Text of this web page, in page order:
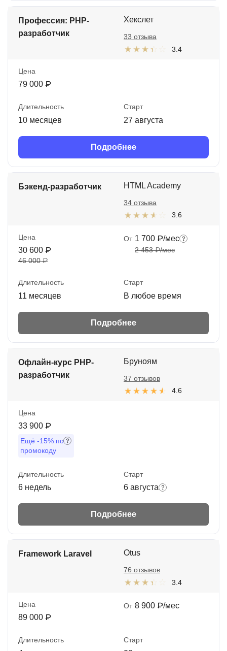
Профессия: PHP-
разработчик
Хекслет
3.4
33 отзыва
Цена
79 000 ₽
Длительность
10 месяцев
Старт
27 августа
Подробнее
Бэкенд-разработчик HTML Academy
3.6
34 отзыва
Цена
30 600 ₽
46 000 ₽
От 1 700 ₽/мес
2 453 ₽/мес
Длительность
11 месяцев
Старт
В любое время
Подробнее
Офлайн-курс PHP-
разработчик
Бруноям
4.6
37 отзывов
Цена
33 900 ₽
Ещё -15% по
промокоду
Длительность
6 недель
Старт
6 августа
Подробнее
Framework Laravel Otus
3.4
76 отзывов
Цена
89 000 ₽
От 8 900 ₽/мес
Длительность Старт